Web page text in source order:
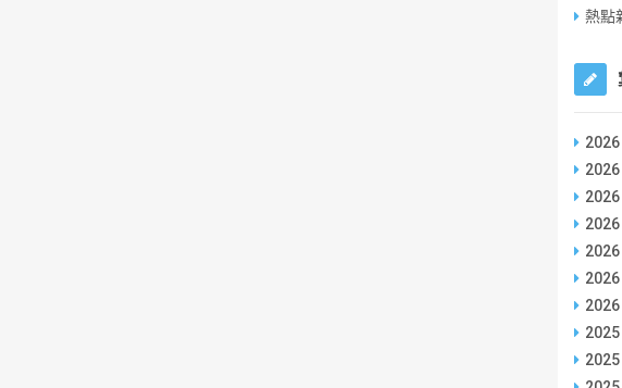
熱點
2026
2026
2026
2026
2026
2026
2026
2025
2025